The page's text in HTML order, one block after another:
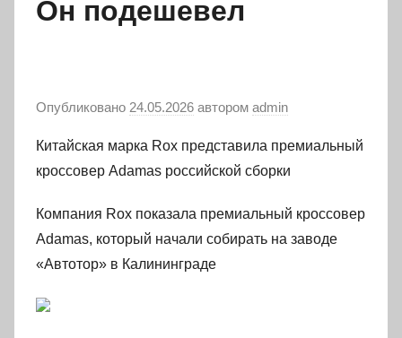
Он подешевел
Опубликовано 24.05.2026 автором admin
Китайская марка Rox представила премиальный
кроссовер Adamas российской сборки
Компания Rox показала премиальный кроссовер
Adamas, который начали собирать на заводе
«Автотор» в Калининграде